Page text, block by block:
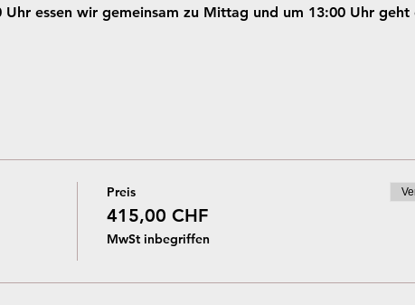
essen wir gemeinsam zu Mittag und um 13:00 Uhr geht
Preis
415,00 CHF
MwSt inbegriffen